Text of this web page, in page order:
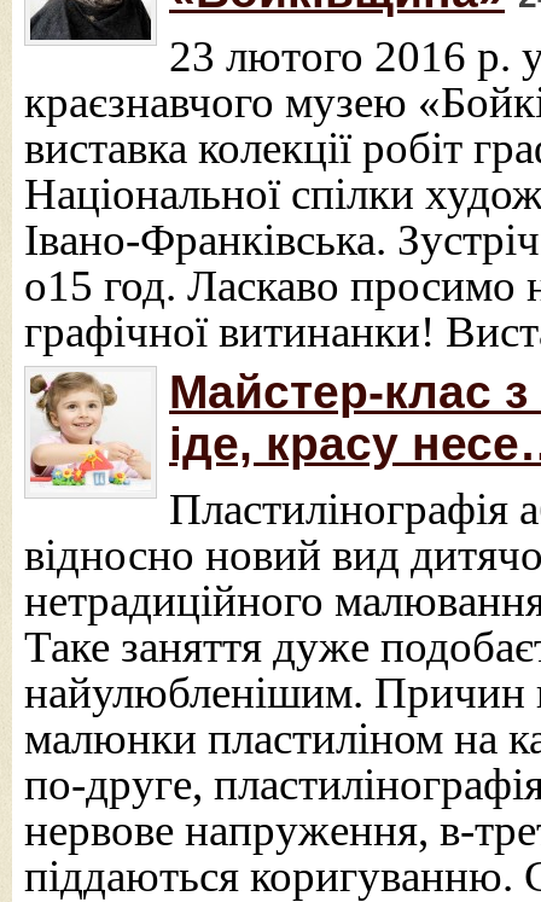
23 лютого 2016 р.
краєзнавчого музею
виставка колекції робіт
Національної спілки
Івано-Франківська.
о15 год. Ласкаво просимо
графічної витинанки!
Майстер-клас з
іде, красу
Пластилінографія
відносно новий вид
нетрадиційного
Таке заняття дуже
найулюбленішим. Причин
малюнки пластиліном на
по-друге,
нервове напруження, в-
піддаються